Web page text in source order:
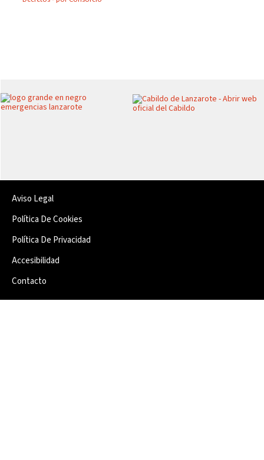
Aviso Legal
Política De Cookies
Política De Privacidad
Accesibilidad
Contacto